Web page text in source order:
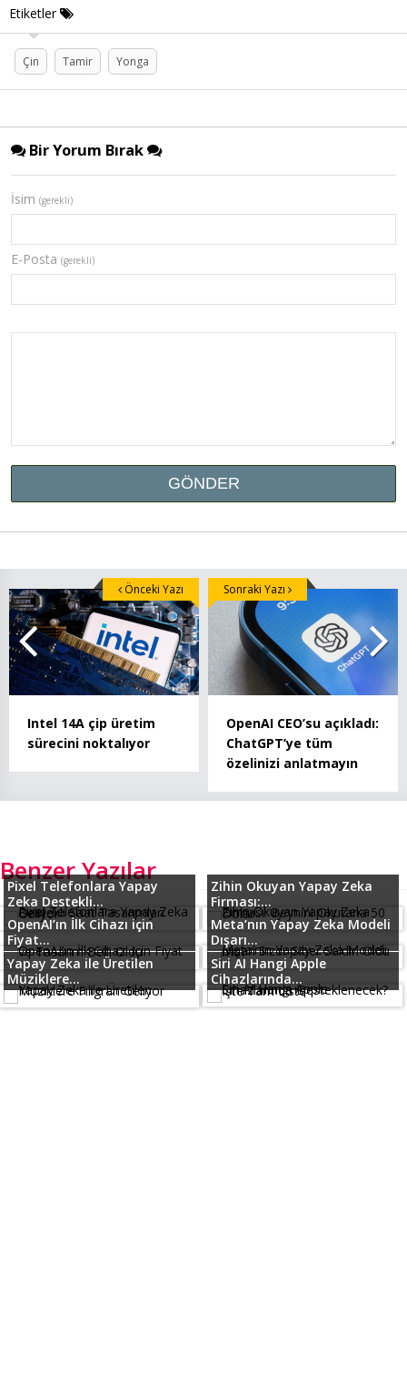
Etiketler
Çin Tamir Yonga
Bir Yorum Bırak
İsim (gerekli)
E-Posta (gerekli)
Intel 14A çip üretim
sürecini noktalıyor
Önceki Yazı
OpenAI CEO’su açıkladı:
ChatGPT’ye tüm
özelinizi anlatmayın
Sonraki Yazı
Benzer Yazılar
Pixel Telefonlara Yapay
Zeka Destekli...
Zihin Okuyan Yapay Zeka
Firması:...
OpenAI’ın İlk Cihazı için
Fiyat...
Meta’nın Yapay Zeka Modeli
Dışarı...
Yapay Zeka ile Üretilen
Müziklere...
Siri AI Hangi Apple
Cihazlarında...